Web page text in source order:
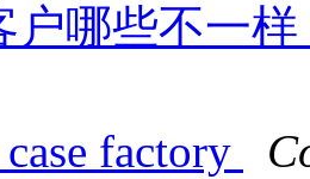
户哪些不一
factory